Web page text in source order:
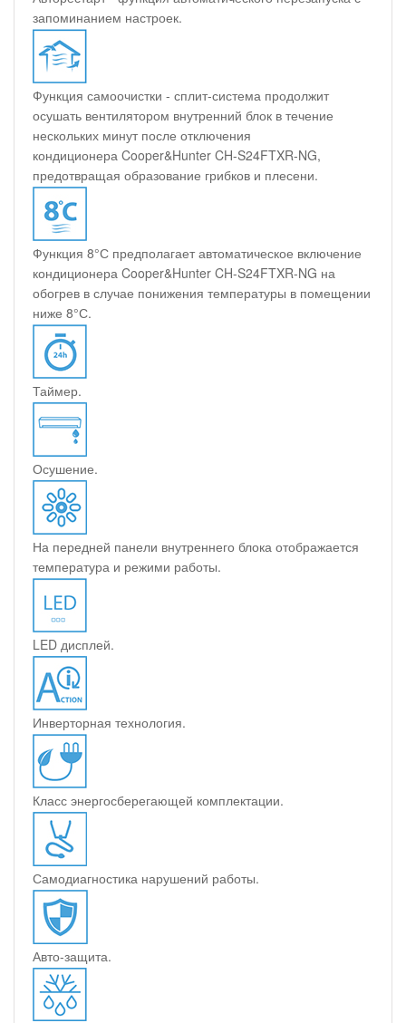
запоминанием настроек.
Функция самоочистки - сплит-система продолжит
осушать вентилятором внутренний блок в течение
нескольких минут после отключения
кондиционера Cooper&Hunter CH-S24FTXR-NG,
предотвращая образование грибков и плесени.
Функция 8°С предполагает автоматическое включение
кондиционера Cooper&Hunter CH-S24FTXR-NG на
обогрев в случае понижения температуры в помещении
ниже 8°С.
Таймер.
Осушение.
На передней панели внутреннего блока отображается
температура и режими работы.
LED дисплей.
Инверторная технология.
Класс энергосберегающей комплектации.
Самодиагностика нарушений работы.
Авто-защита.